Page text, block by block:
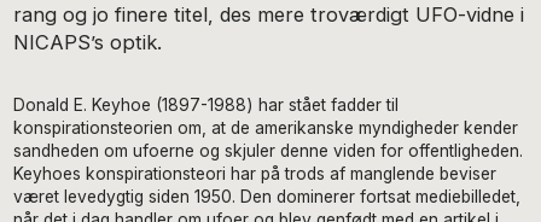
rang og jo finere titel, des mere troværdigt UFO-vidne i
NICAPS’s optik.
Donald E. Keyhoe (1897-1988) har stået fadder til
konspirationsteorien om, at de amerikanske myndigheder kender
sandheden om ufoerne og skjuler denne viden for offentligheden.
Keyhoes konspirationsteori har på trods af manglende beviser
været levedygtig siden 1950. Den dominerer fortsat mediebilledet,